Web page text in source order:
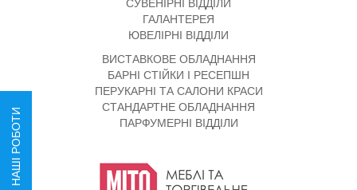
СУВЕНІРНІ ВІДДІЛИ
ГАЛАНТЕРЕЯ
ЮВЕЛІРНІ ВІДДІЛИ
ВИСТАВКОВЕ ОБЛАДНАННЯ
БАРНІ СТІЙКИ І РЕСЕПШН
ПЕРУКАРНІ ТА САЛОНИ КРАСИ
СТАНДАРТНЕ ОБЛАДНАННЯ
ПАРФУМЕРНІ ВІДДІЛИ
НАШІ РОБОТИ